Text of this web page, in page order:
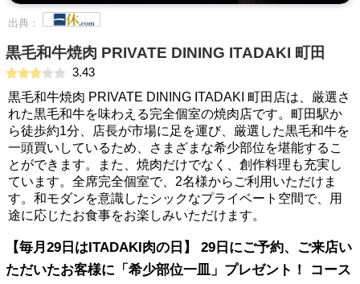
出典：
黒毛和牛焼肉 PRIVATE DINING ITADAKI 町田
3.43
黒毛和牛焼肉 PRIVATE DINING ITADAKI 町田店は、厳選さ
れた黒毛和牛を味わえる完全個室の焼肉店です。町田駅か
ら徒歩約1分、店長が市場に足を運び、厳選した黒毛和牛を
一頭買いしているため、さまざまな希少部位を堪能するこ
とができます。また、焼肉だけでなく、創作料理も充実し
ています。全席完全個室で、2名様からご利用いただけま
す。和モダンを意識したシックなプライベート空間で、用
途に応じたお食事をお楽しみいただけます。
【毎月29日はITADAKI肉の日】 29日にご予約、ご来店い
ただいたお客様に「希少部位一皿」プレゼント！ コース